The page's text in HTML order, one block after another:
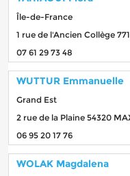
Île-de-France
1 rue de l'Ancien Collège
07 61 29 73 48
WUTTUR Emmanuelle
Grand Est
2 rue de la Plaine 54320
06 95 20 17 76
WOLAK Magdalena